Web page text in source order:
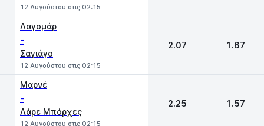
12 Αυγούστου στις 02:15
Λαγομάρ
-
Σαγιάγο
12 Αυγούστου στις 02:15
2.07 1.67
Μαρνέ
-
Λάρε Μπόρχες
12 Αυγούστου στις 02:15
2.25 1.57